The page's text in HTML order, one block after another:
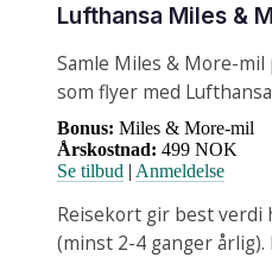
Lufthansa Miles &
Samle Miles & More-
som flyer med
Bonus: Miles & More-mil
Årskostnad: 499 NOK
Se tilbud | Anmeldelse
Reisekort gir best verdi
(minst 2-4 ganger